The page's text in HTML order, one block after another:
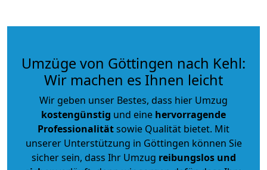
Umzüge von Göttingen nach Kehl:
Wir machen es Ihnen leicht
Wir geben unser Bestes, dass hier Umzug
kostengünstig und eine hervorragende
Professionalitätsowie Qualität bietet. Mit
unserer Unterstützung in Göttingen können Sie
sicher sein, dass Ihr Umzug reibungslos und